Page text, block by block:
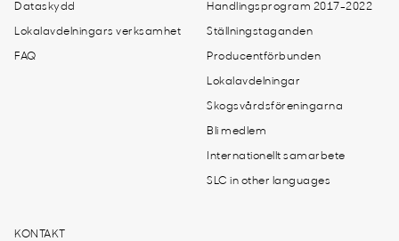
Dataskydd
Lokalavdelningars verksamhet
FAQ
Handlingsprogram 2017-2022
Ställningstaganden
Producentförbunden
Lokalavdelningar
Skogsvårdsföreningarna
Bli medlem
Internationellt samarbete
SLC in other languages
KONTAKT